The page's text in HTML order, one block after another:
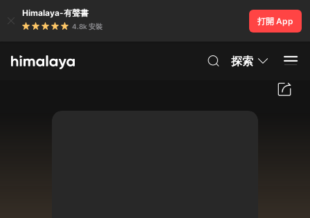
Himalaya-有聲書
4.8k 安裝
打開 App
探索